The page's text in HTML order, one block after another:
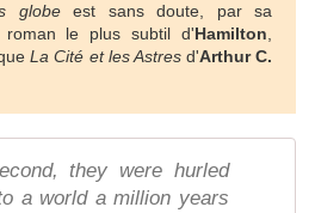
globeest sans doute, par sa
roman le plus subtil d'Hamilton
La Cité et les Astresd'Arthur C.
they were hurled
a world a million years